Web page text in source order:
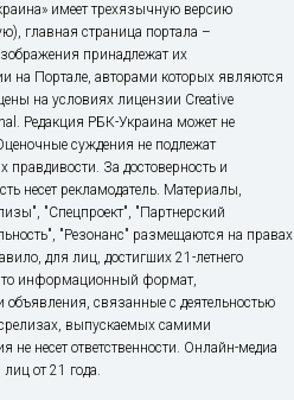
имеет трехязычную версию
главная страница портала –
принадлежат их
на Портале, авторами которых являются
на условиях лицензии Creative
Редакция РБК-Украина может не
суждения не подлежат
За достоверность и
несет рекламодатель. Материалы,
"Спецпроект", "Партнерский
"Резонанс" размещаются на правах
для лиц, достигших 21-летнего
информационный формат,
связанные с деятельностью
выпускаемых самими
не несет ответственности. Онлайн-медиа
от 21 года.